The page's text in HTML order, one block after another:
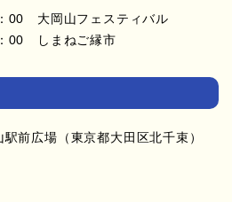
00 大岡山フェスティバル
00 しまねご縁市
前広場（東京都大田区北千束）